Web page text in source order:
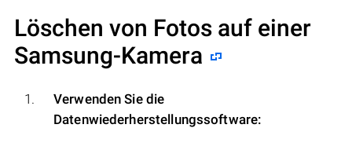
Löschen von Fotos auf einer
Samsung-Kamera
Verwenden Sie die
Datenwiederherstellungssoftware: